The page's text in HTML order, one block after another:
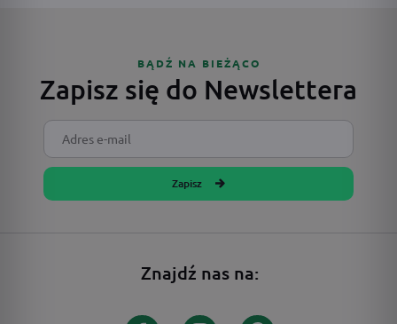
BĄDŹ NA BIEŻĄCO
Zapisz się do Newslettera
Zapisz
Znajdź nas na: